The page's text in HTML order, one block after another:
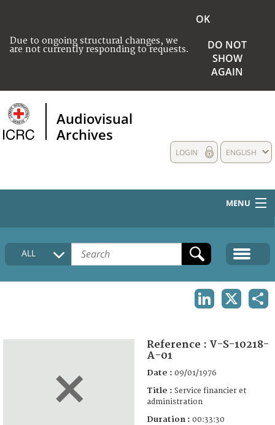
Due to ongoing structural changes, we
are not currently responding to requests.
OK
DO NOT
SHOW
AGAIN
Audiovisual
Archives
ENGLISH
LOGIN
MENU
HOME
COLLECTIONS DESCRIPTION
ALL
Reference : V-S-10218-
A-01
Date : 09/01/1976
Title : Service financier et
administration
Duration : 00:33:30